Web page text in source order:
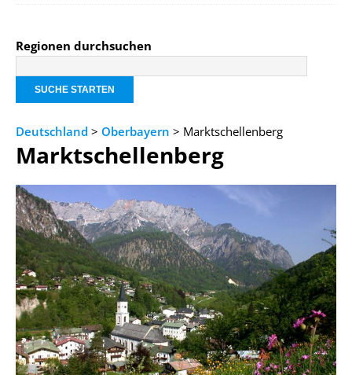
Regionen durchsuchen
Deutschland > Oberbayern > Marktschellenberg
Marktschellenberg